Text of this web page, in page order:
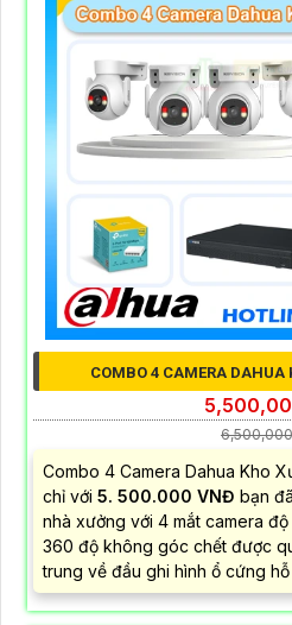
COMBO 4 CAMERA DAHUA
Combo 4 Camera Dahua Kho
chỉ với 5. 500.000 VNĐ bạn
nhà xưởng với 4 mắt camera
360 độ không góc chết được
trung về đầu ghi hình ổ cứng